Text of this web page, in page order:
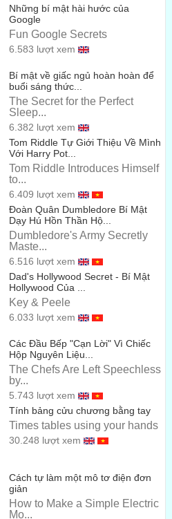
Những bí mật hài hước của
Google
Fun Google Secrets
6.583 lượt xem
Bí mật về giấc ngủ hoàn hoàn để
buổi sáng thức...
The Secret for the Perfect
Sleep...
6.382 lượt xem
Tom Riddle Tự Giới Thiệu Về Mình
Với Harry Pot...
Tom Riddle Introduces Himself
to...
6.409 lượt xem
Đoàn Quân Dumbledore Bí Mật
Dạy Hú Hồn Thần Hộ...
Dumbledore's Army Secretly
Maste...
6.516 lượt xem
Dad's Hollywood Secret - Bí Mật
Hollywood Của ...
Key & Peele
6.033 lượt xem
Các Đầu Bếp "Cạn Lời" Vì Chiếc
Hộp Nguyên Liệu...
The Chefs Are Left Speechless
by...
5.743 lượt xem
Tính bảng cửu chương bằng tay
Times tables using your hands
30.248 lượt xem
Cách tự làm một mô tơ điện đơn
giản
How to Make a Simple Electric
Mo...